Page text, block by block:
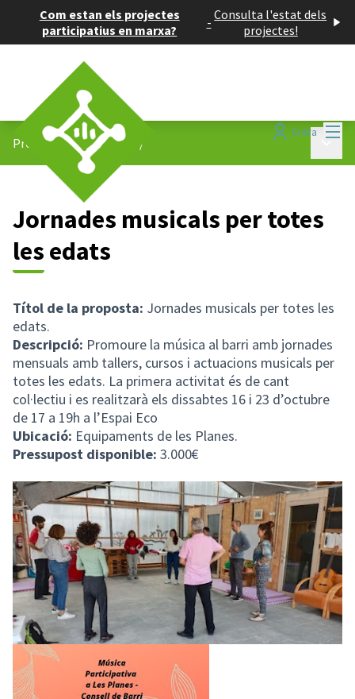
Com estan els projectes
participatius en marxa?
- Consulta l'estat dels
projectes!
Entra
Projectes participatius /
Jornades musicals per totes
les edats
Títol de la proposta: Jornades musicals per totes les
edats.
Descripció: Promoure la música al barri amb jornades
mensuals amb tallers, cursos i actuacions musicals per
totes les edats. La primera activitat és de cant
col·lectiu i es realitzarà els dissabtes 16 i 23 d’octubre
de 17 a 19h a l’Espai Eco
Ubicació: Equipaments de les Planes.
Pressupost disponible: 3.000€